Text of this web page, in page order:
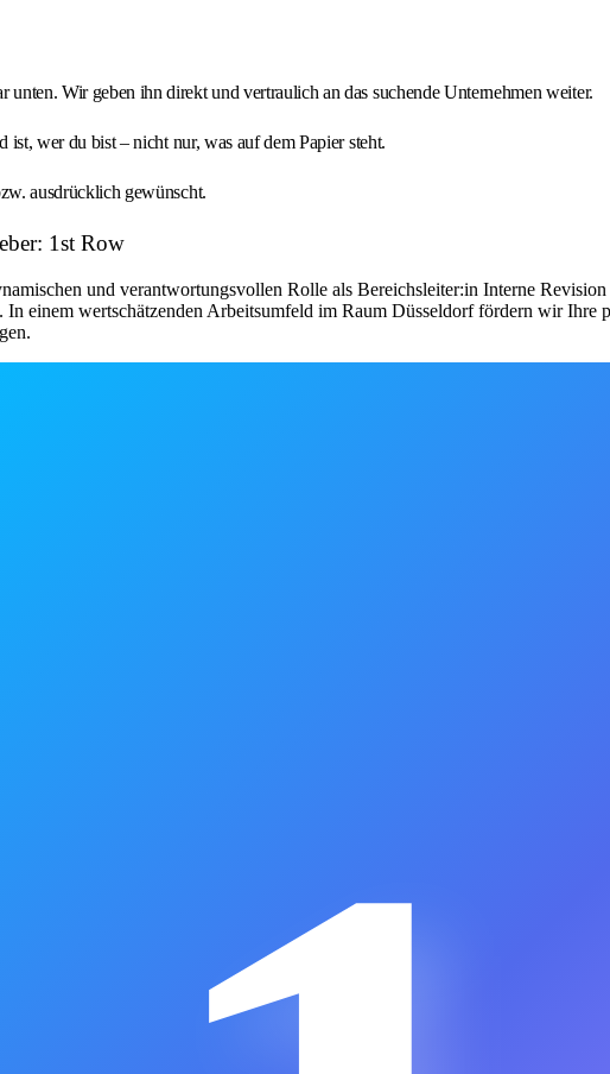
Wir geben ihn direkt und vertraulich an das suchende Unternehmen weiter.
wer du bist – nicht nur, was auf dem Papier steht.
ausdrücklich gewünscht.
1st Row
und verantwortungsvollen Rolle als Bereichsleiter:in Interne
einem wertschätzenden Arbeitsumfeld im Raum Düsseldorf fördern wir